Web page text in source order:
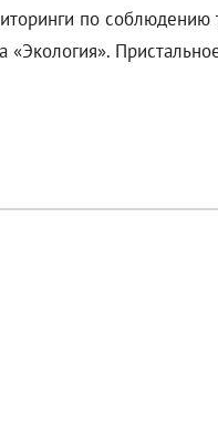
по соблюдению
«Экология».